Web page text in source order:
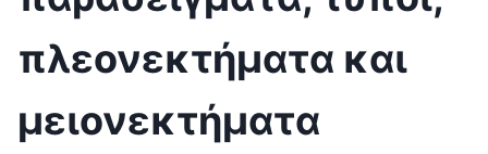
πλεονεκτήματα και
μειονεκτήματα